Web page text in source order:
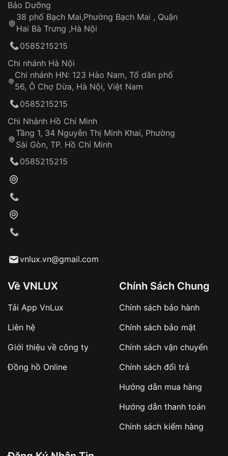
Thời gian tính từ khi xác nhận đơn hàng thành
công
Hotline: 0585 215 215
Từ khóa SEO:
Khách hàng kiểm tra và thanh toán trực tiếp
Từ khóa SEO:
sản phẩm đặc biệt
hàng
Số tiền còn lại thanh toán khi nhận hàng hoặc
✔️ Đảm bảo xử lý đơn hàng nhanh chóng
✔️ Hạn chế tình trạng hủy đơn không mong
Sản phẩm đã bị:
Tự ý sửa chữa
thống VNLUX
Đảm bảo quyền lợi khách hàng
Đồng hành cùng khách hàng trong suốt quá
trình sử dụng
Bảo Dưỡng
38 phố Bạch Mai,Phường Bạch Mai , Quận
Hai Bà Trưng ,Hà Nội
0585215215
Chi nhánh Hà Nội
Chi nhánh HN: 123 Hào Nam, Tổ dân phố
56, Ô Chợ Dừa, Hà Nội, Việt Nam
0585215215
Chi Nhánh Hồ Chí Minh
Tầng 1, 34 Nguyễn Thị Minh Khai, Phường
Sài Gòn, TP. Hồ Chí Minh
0585215215
vnlux.vn@gmail.com
Về VNLUX
Tải App VnLux
Liên hệ
Giới thiệu về công ty
Đồng hồ Online
Chính Sách Chung
Chính sách bảo hành
Chính sách bảo mật
Chính sách vận chuyển
Chính sách đổi trả
Hướng dẫn mua hàng
Hướng dẫn thanh toán
Chính sách kiểm hàng